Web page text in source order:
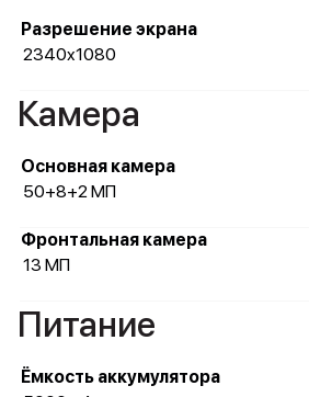
Разрешение экрана
2340x1080
Камера
Основная камера
50+8+2 МП
Фронтальная камера
13 МП
Питание
Ёмкость аккумулятора